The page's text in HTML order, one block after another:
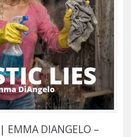
EMMA DIANGELO –